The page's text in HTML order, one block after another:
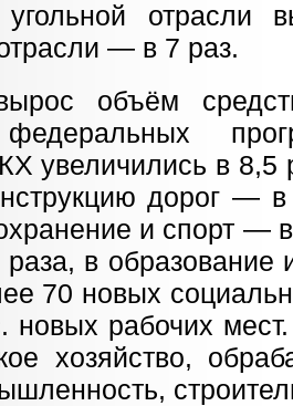
отрасли
— в 7 раз.
объём
увеличились в 8,5
дорог
и спорт —
в образование
70 новых
рабочих мест.
хозяйство,